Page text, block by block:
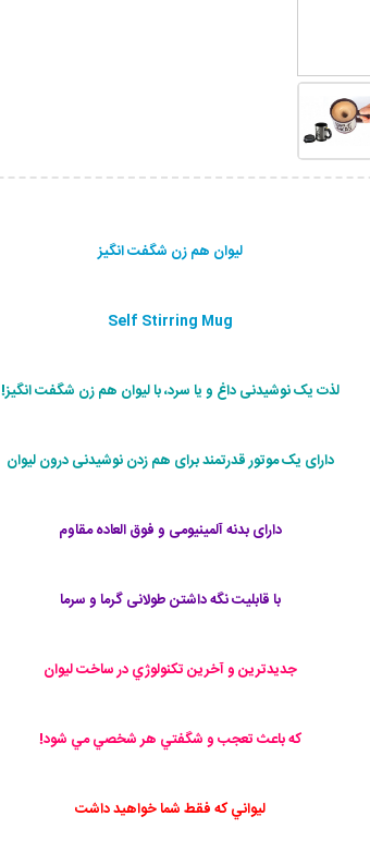
لیوان هم زن شگفت انگیز
Self Stirring Mug
لذت یک نوشیدنی داغ و یا سرد، با لیوان هم زن شگفت انگیز!
دارای یک موتور قدرتمند برای هم زدن نوشیدنی درون لیوان
دارای بدنهآلمینیومی و فوق العاده مقاوم
با قابلیت نگه داشتن طولانی گرما و سرما
جديدترين و آخرين تكنولوژي در ساخت ليوان
كه باعث تعجب و شگفتي هر شخصي مي شود!
ليواني كه فقط شما خواهيد داشت